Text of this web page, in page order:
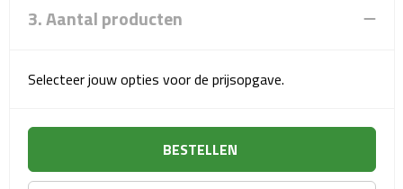
Reisbekers
Opbergtasjes
Koffersloten
3. Aantal producten
Selecteer jouw opties voor de prijsopgave.
BESTELLEN